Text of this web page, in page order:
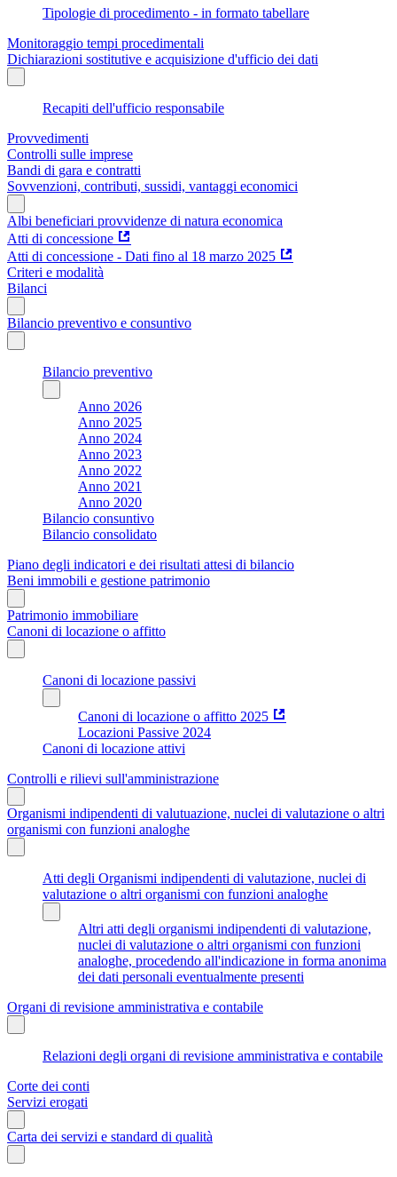
Tipologie di procedimento - in formato tabellare
Monitoraggio tempi procedimentali
Dichiarazioni sostitutive e acquisizione d'ufficio dei dati
Recapiti dell'ufficio responsabile
Provvedimenti
Controlli sulle imprese
Bandi di gara e contratti
Sovvenzioni, contributi, sussidi, vantaggi economici
Albi beneficiari provvidenze di natura economica
Atti di concessione
Atti di concessione - Dati fino al 18 marzo 2025
Criteri e modalità
Bilanci
Bilancio preventivo e consuntivo
Bilancio preventivo
Anno 2026
Anno 2025
Anno 2024
Anno 2023
Anno 2022
Anno 2021
Anno 2020
Bilancio consuntivo
Bilancio consolidato
Piano degli indicatori e dei risultati attesi di bilancio
Beni immobili e gestione patrimonio
Patrimonio immobiliare
Canoni di locazione o affitto
Canoni di locazione passivi
Canoni di locazione o affitto 2025
Locazioni Passive 2024
Canoni di locazione attivi
Controlli e rilievi sull'amministrazione
Organismi indipendenti di valutuazione, nuclei di valutazione o altri
organismi con funzioni analoghe
Atti degli Organismi indipendenti di valutazione, nuclei di
valutazione o altri organismi con funzioni analoghe
Altri atti degli organismi indipendenti di valutazione,
nuclei di valutazione o altri organismi con funzioni
analoghe, procedendo all'indicazione in forma anonima
dei dati personali eventualmente presenti
Organi di revisione amministrativa e contabile
Relazioni degli organi di revisione amministrativa e contabile
Corte dei conti
Servizi erogati
Carta dei servizi e standard di qualità